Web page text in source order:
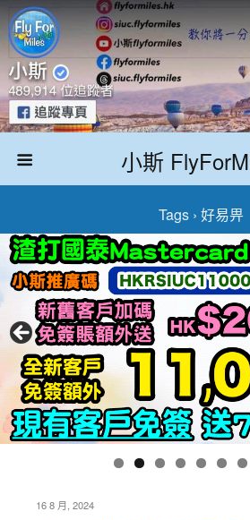
小斯
Tags › 好易畀
16 8 月, 2024